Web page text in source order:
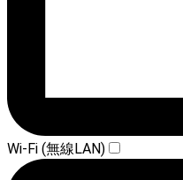
Wi-Fi (無線LAN)